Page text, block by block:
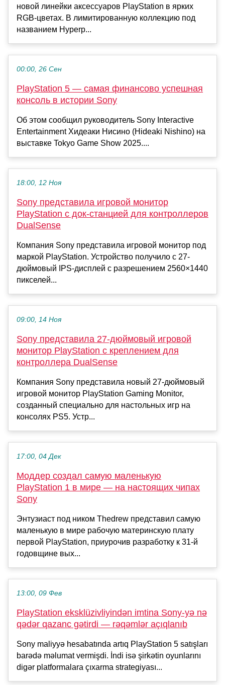
новой линейки аксессуаров PlayStation в ярких
RGB-цветах. В лимитированную коллекцию под
названием Hyperp...
00:00, 26 Сен
PlayStation 5 — самая финансово успешная
консоль в истории Sony
Об этом сообщил руководитель Sony Interactive
Entertainment Хидеаки Нисино (Hideaki Nishino) на
выставке Tokyo Game Show 2025....
18:00, 12 Ноя
Sony представила игровой монитор
PlayStation с док-станцией для контроллеров
DualSense
Компания Sony представила игровой монитор под
маркой PlayStation. Устройство получило с 27-
дюймовый IPS-дисплей с разрешением 2560×1440
пикселей...
09:00, 14 Ноя
Sony представила 27-дюймовый игровой
монитор PlayStation с креплением для
контроллера DualSense
Компания Sony представила новый 27-дюймовый
игровой монитор PlayStation Gaming Monitor,
созданный специально для настольных игр на
консолях PS5. Устр...
17:00, 04 Дек
Моддер создал самую маленькую
PlayStation 1 в мире — на настоящих чипах
Sony
Энтузиаст под ником Thedrew представил самую
маленькую в мире рабочую материнскую плату
первой PlayStation, приурочив разработку к 31-й
годовщине вых...
13:00, 09 Фев
PlayStation eksklüzivliyindən imtina Sony-yə nə
qədər qazanc gətirdi — rəqəmlər açıqlanıb
Sony maliyyə hesabatında artıq PlayStation 5 satışları
barədə məlumat vermişdi. İndi isə şirkətin oyunlarını
digər platformalara çıxarma strategiyası...